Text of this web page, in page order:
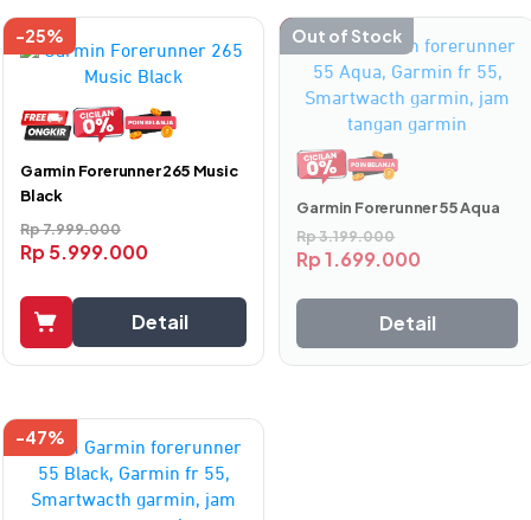
-25%
Garmin Forerunner 265 Music
Black
Rp7.999.000
Rp5.999.000
Detail
-47%
Out of Stock
Garmin Forerunner 55 Aqua
Rp3.199.000
Rp1.699.000
Detail
-47%